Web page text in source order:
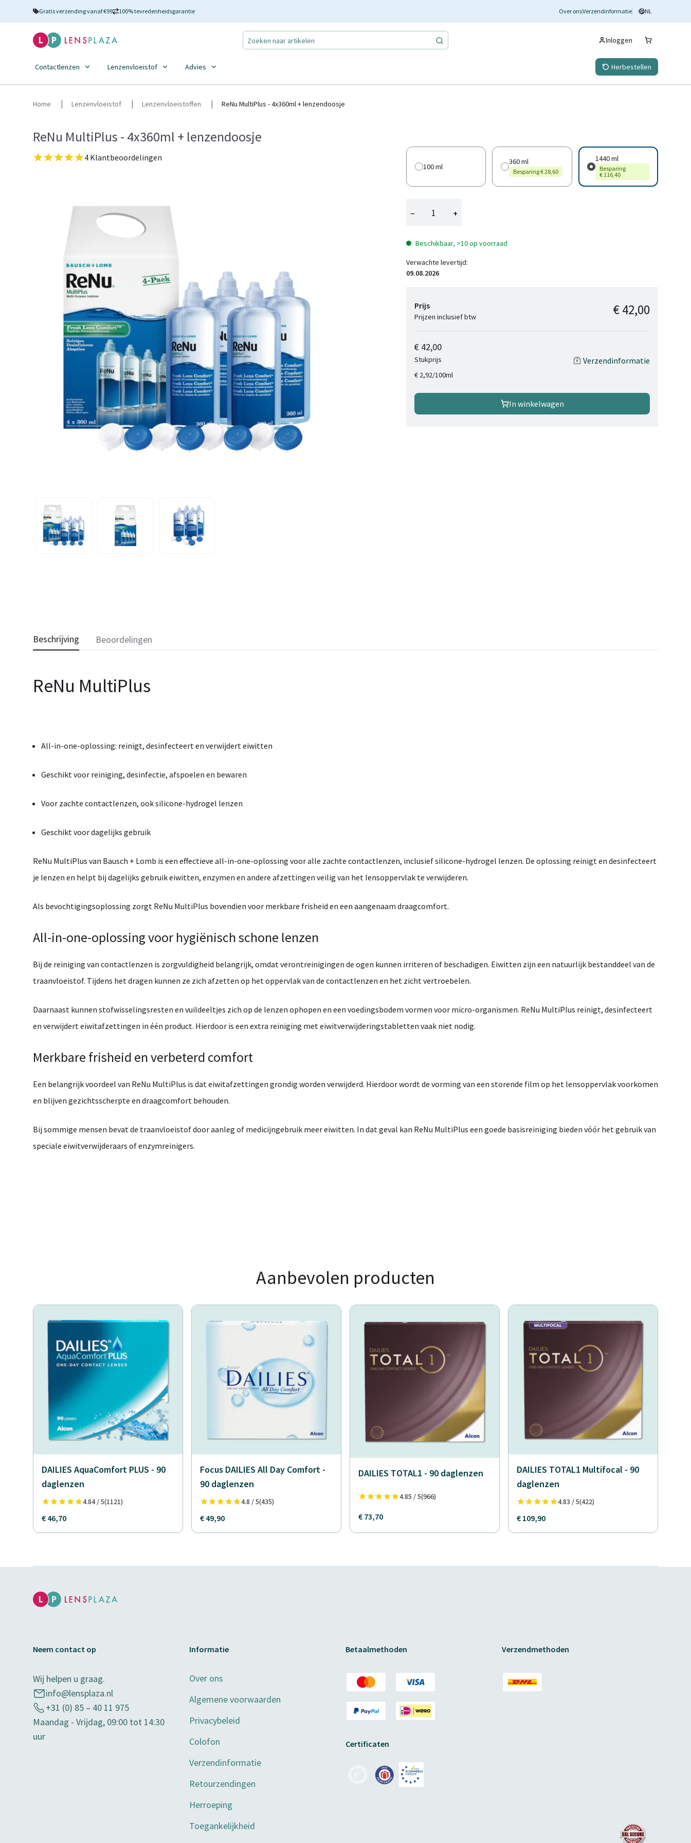
Gratis verzending vanaf €99 100% tevredenheidsgarantie Over onsVerzendinformatie NL
Inloggen
Contactlenzen Lenzenvloeistof Advies Herbestellen
Home Lenzenvloeistof Lenzenvloeistoffen ReNu MultiPlus - 4x360ml + lenzendoosje
ReNu MultiPlus - 4x360ml + lenzendoosje
4 Klantbeoordelingen
100 ml
360 ml
Besparing € 28,60
1440 ml
Besparing
€ 116,40
− +
Beschikbaar, >10 op voorraad
Verwachte levertijd:
09.08.2026
Prijs
Prijzen inclusief btw € 42,00
€ 42,00
Stukprijs
€ 2,92/100ml
Verzendinformatie
In winkelwagen
Beschrijving
ReNu MultiPlus
All-in-one-oplossing: reinigt, desinfecteerten verwijderteiwitten
Geschiktvoor reiniging, desinfectie, afspoelen en bewaren
Voor zachte contactlenzen, ooksilicone-hydrogel lenzen
Geschiktvoordagelijks gebruik
ReNu MultiPlus van Bausch + Lomb is een effectieve all-in-one-oplossing vooralle zachte contactlenzen, inclusiefsilicone-hydrogel lenzen. De oplossing reinigten desinfecteert
je lenzen en helpt bij dagelijks gebruikeiwitten, enzymen en andere afzettingen veilig van het lensoppervlak te verwijderen.
Als bevochtigingsoplossing zorgt ReNu MultiPlus bovendien voor merkbare frisheid en een aangenaam draagcomfort.
All-in-one-oplossingvoor hygiënischschone lenzen
Bij de reiniging van contactlenzen is zorgvuldigheid belangrijk, omdatverontreinigingen de ogen kunnen irriteren of beschadigen. Eiwitten zijn een natuurlijk bestanddeel van de
traanvloeistof. Tijdens hetdragen kunnen ze zich afzetten op hetoppervlakvan de contactlenzen en het zichtvertroebelen.
Daarnaast kunnen stofwisselingsresten en vuildeeltjes zich op de lenzen ophopen en een voedingsbodem vormen voor micro-organismen. ReNu MultiPlus reinigt, desinfecteert
en verwijderteiwitafzettingen in één product. Hierdoor is een extra reiniging meteiwitverwijderingstabletten vaak niet nodig.
Merkbare frisheid enverbeterd comfort
Een belangrijkvoordeel van ReNu MultiPlus is dateiwitafzettingen grondig worden verwijderd. Hierdoorwordtde vorming van een storende film op het lensoppervlakvoorkomen
en blijven gezichtsscherpte en draagcomfort behouden.
Bij sommige mensen bevatde traanvloeistofdooraanleg of medicijngebruik meereiwitten. In datgeval kan ReNu MultiPlus een goede basisreiniging bieden vóór hetgebruikvan
speciale eiwitverwijderaars ofenzymreinigers.
Beoordelingen
Aanbevolen producten
DAILIES AquaComfort PLUS - 90
daglenzen
4.84 / 5(1121)
€ 46,70
Focus DAILIES All Day Comfort -
90 daglenzen
4.8 / 5(435)
€ 49,90
DAILIES TOTAL1 - 90 daglenzen
4.85 / 5(966)
€ 73,70
DAILIES TOTAL1 Multifocal - 90
daglenzen
4.83 / 5(422)
€ 109,90
Neem contact op
Wij helpen u graag.
info@lensplaza.nl
+31 (0) 85 – 40 11 975
Maandag - Vrijdag, 09:00 tot 14:30
uur
Informatie
Over ons
Algemene voorwaarden
Privacybeleid
Colofon
Verzendinformatie
Retourzendingen
Herroeping
Toegankelijkheid
Betaalmethoden
Certificaten
Verzendmethoden